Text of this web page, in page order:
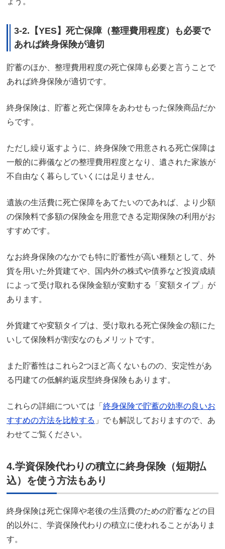
3-2.【YES】死亡保障（整理費用程度）も必要で
あれば終身保険が適切
貯蓄のほか、整理費用程度の死亡保障も必要と言うことで
あれば終身保険が適切です。
終身保険は、貯蓄と死亡保障をあわせもった保険商品だか
らです。
ただし繰り返すように、終身保険で用意される死亡保障は
一般的に葬儀などの整理費用程度となり、遺された家族が
不自由なく暮らしていくには足りません。
遺族の生活費に死亡保障をあてたいのであれば、より少額
の保険料で多額の保険金を用意できる定期保険の利用がお
すすめです。
なお終身保険のなかでも特に貯蓄性が高い種類として、外
貨を用いた外貨建てや、国内外の株式や債券など投資成績
によって受け取れる保険金額が変動する「変額タイプ」が
あります。
外貨建てや変額タイプは、受け取れる死亡保険金の額にた
いして保険料が割安なのもメリットです。
また貯蓄性はこれら2つほど高くないものの、安定性があ
る円建ての低解約返戻型終身保険もあります。
これらの詳細については「 終身保険で貯蓄の効率の良いお
すすめの方法を比較する 」でも解説しておりますので、あ
わせてご覧ください。
4.学資保険代わりの積立に終身保険（短期払
込）を使う方法もあり
終身保険は死亡保障や老後の生活費のための貯蓄などの目
的以外に、学資保険代わりの積立に使われることがありま
す。